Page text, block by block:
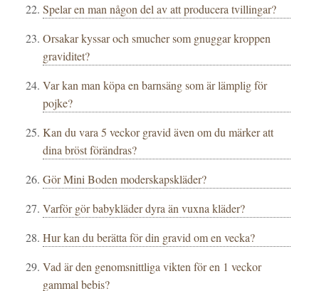
Spelar en man någon del av att producera tvillingar?
Orsakar kyssar och smucher som gnuggar kroppen
graviditet?
Var kan man köpa en barnsäng som är lämplig för
pojke?
Kan du vara 5 veckor gravid även om du märker att
dina bröst förändras?
Gör Mini Boden moderskapskläder?
Varför gör babykläder dyra än vuxna kläder?
Hur kan du berätta för din gravid om en vecka?
Vad är den genomsnittliga vikten för en 1 veckor
gammal bebis?